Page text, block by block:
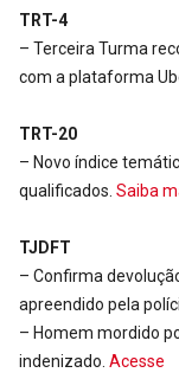
TRT-4
– Terceira Turma
com a plataforma
TRT-20
– Novo índice
qualificados. Saiba
TJDFT
– Confirma
apreendido pela
– Homem mordido
indenizado. Acesse